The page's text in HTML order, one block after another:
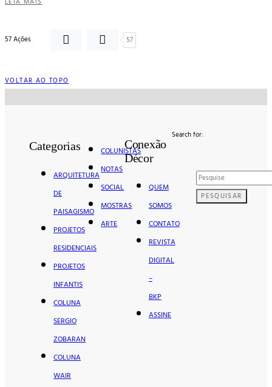
57 Ações 57
VOLTAR AO TOPO
Categorias
ARQUITETURA
DE
PAISAGISMO
PROJETOS
RESIDENCIAIS
PROJETOS
INFANTIS
COLUNA
SERGIO
ZOBARAN
COLUNA
WAIR
COLUNISTAS
NOTAS
SOCIAL
MOSTRAS
ARTE
Conexão
Décor
QUEM
SOMOS
CONTATO
REVISTA
DIGITAL
–
BKP
ASSINE
Search for:
PESQUISAR